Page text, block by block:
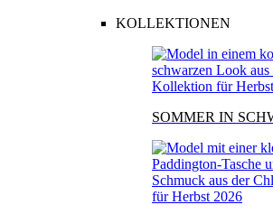
KOLLEKTIONEN
SOMMER IN